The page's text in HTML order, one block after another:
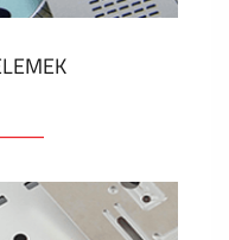
billentyűzet